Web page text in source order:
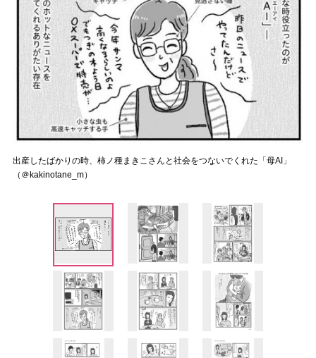
出産したばかりの時、柿ノ種まきこさんと社会をつないでくれた「母AI」
（＠kakinotane_m）